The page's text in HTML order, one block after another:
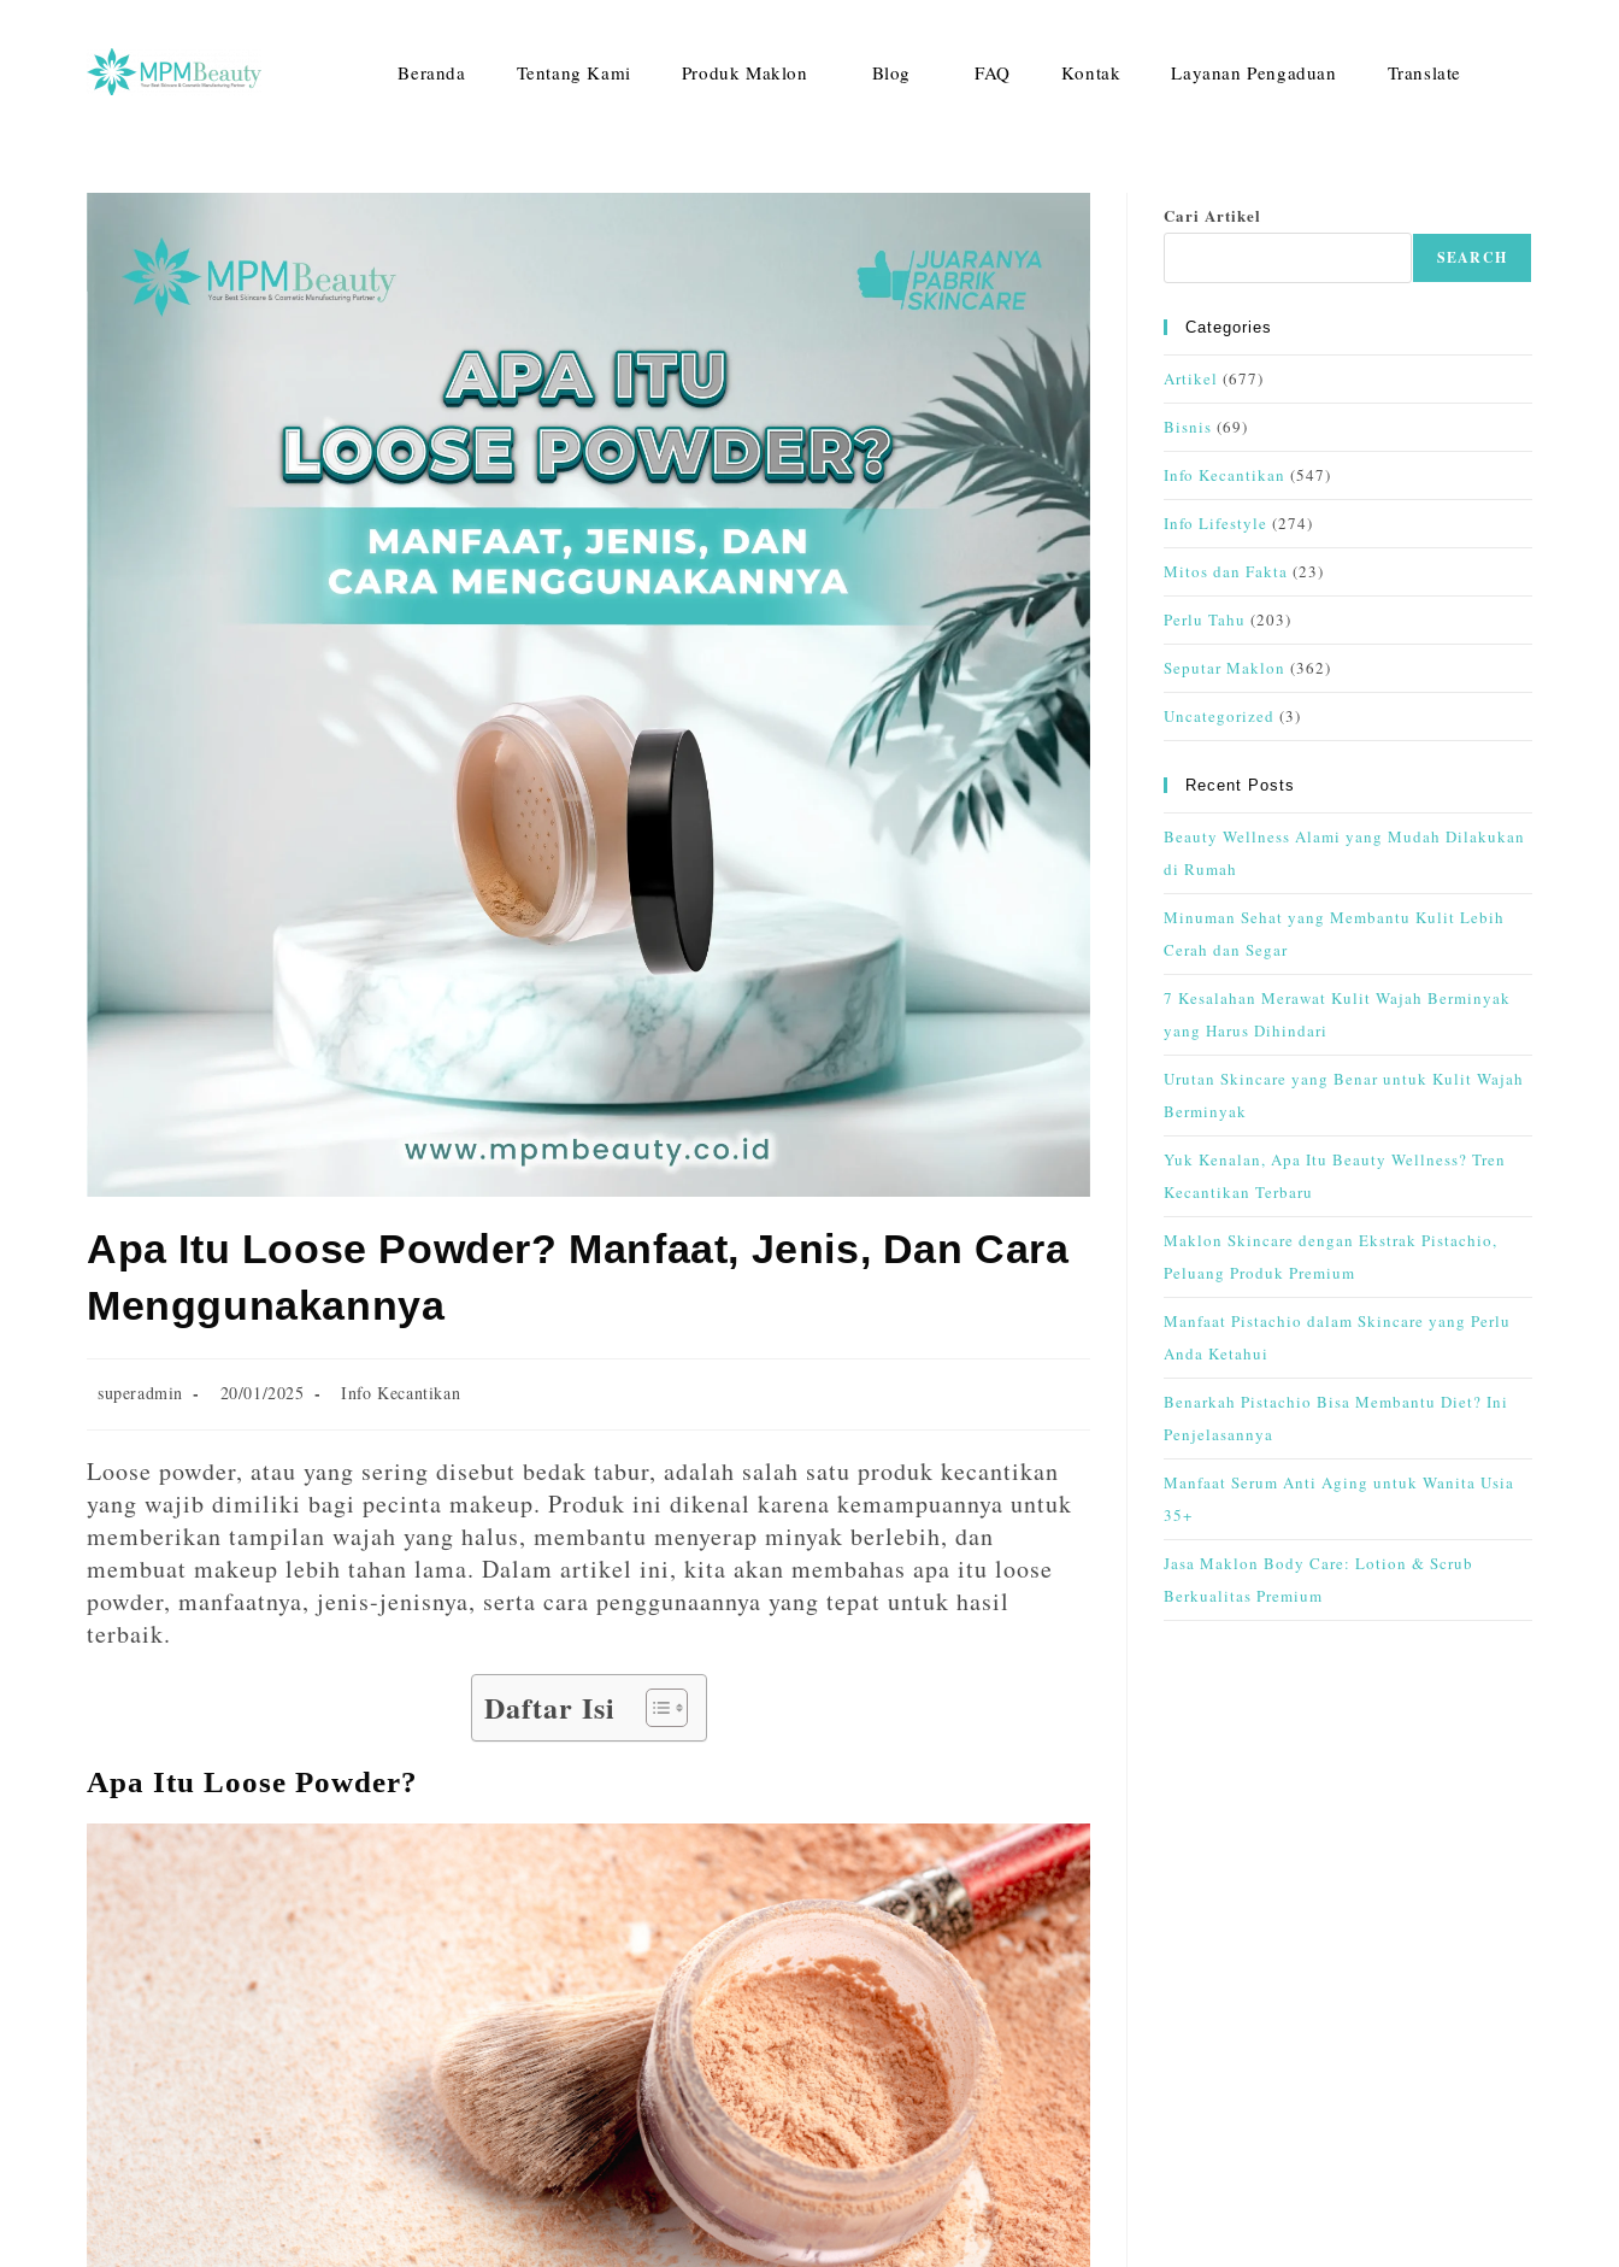
Beranda Tentang Kami Produk Maklon Blog FAQ Kontak Layanan Pengaduan Translate
Apa Itu Loose Powder? Manfaat, Jenis, Dan Cara
Menggunakannya
superadmin 20/01/2025 Info Kecantikan
Loose powder, atau yang sering disebut bedak tabur, adalah salah satu produk kecantikan
yang wajib dimiliki bagi pecinta makeup. Produk ini dikenal karena kemampuannya untuk
memberikan tampilan wajah yang halus, membantu menyerap minyak berlebih, dan
membuat makeup lebih tahan lama. Dalam artikel ini, kita akan membahas apa itu loose
powder, manfaatnya, jenis-jenisnya, serta cara penggunaannya yang tepat untuk hasil
terbaik.
Daftar Isi
Apa Itu Loose Powder?
Cari Artikel
SEARCH
Categories
Artikel (677)
Bisnis (69)
Info Kecantikan (547)
Info Lifestyle (274)
Mitos dan Fakta (23)
Perlu Tahu (203)
Seputar Maklon (362)
Uncategorized (3)
Recent Posts
Beauty Wellness Alami yang Mudah Dilakukan
di Rumah
Minuman Sehat yang Membantu Kulit Lebih
Cerah dan Segar
7 Kesalahan Merawat Kulit Wajah Berminyak
yang Harus Dihindari
Urutan Skincare yang Benar untuk Kulit Wajah
Berminyak
Yuk Kenalan, Apa Itu Beauty Wellness? Tren
Kecantikan Terbaru
Maklon Skincare dengan Ekstrak Pistachio,
Peluang Produk Premium
Manfaat Pistachio dalam Skincare yang Perlu
Anda Ketahui
Benarkah Pistachio Bisa Membantu Diet? Ini
Penjelasannya
Manfaat Serum Anti Aging untuk Wanita Usia
35+
Jasa Maklon Body Care: Lotion & Scrub
Berkualitas Premium